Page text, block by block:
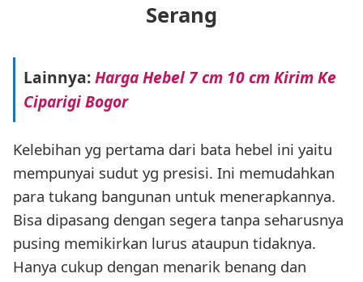
Serang
Lainnya:Harga Hebel 7 cm 10 cm Kirim Ke
Ciparigi Bogor
Kelebihan yg pertama dari bata hebel ini yaitu
mempunyai sudut yg presisi. Ini memudahkan
para tukang bangunan untuk menerapkannya.
Bisa dipasang dengan segera tanpa seharusnya
pusing memikirkan lurus ataupun tidaknya.
Hanya cukup dengan menarik benang dan